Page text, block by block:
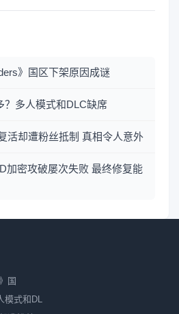
》国区下架原因成谜
？多人模式和DLC缺席
活却遭粉丝抵制 真相令人意外
加密攻破屡次失败 最终修复能
国
模式和DL